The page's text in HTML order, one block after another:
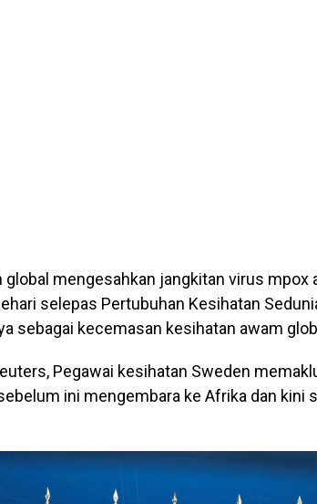
global mengesahkan jangkitan virus mpox
selepas Pertubuhan Kesihatan
sebagai kecemasan kesihatan awam
Pegawai kesihatan Sweden
ini mengembara ke Afrika dan kini